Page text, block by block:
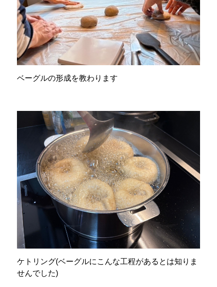
ベーグルの形成を教わります
ケトリング(ベーグルにこんな工程があるとは知りま
せんでした)